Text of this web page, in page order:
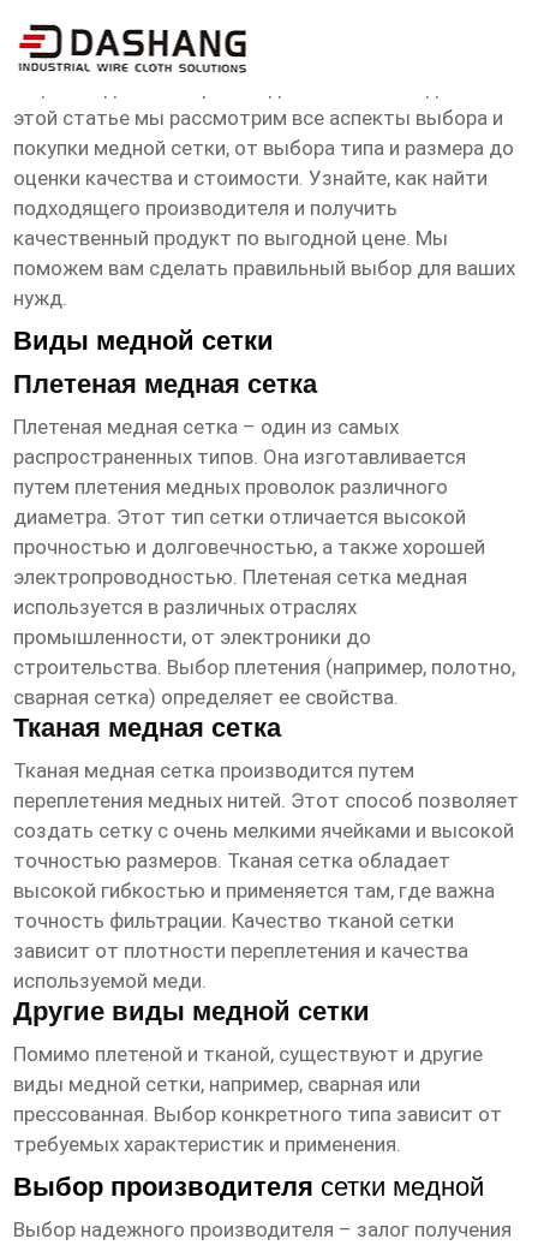
сетка медная купить Производитель
этой статье мы рассмотрим все аспекты выбора и
покупки медной сетки, от выбора типа и размера до
оценки качества и стоимости. Узнайте, как найти
подходящего производителя и получить
качественный продукт по выгодной цене. Мы
поможем вам сделать правильный выбор для ваших
нужд.
Виды медной сетки
Плетеная медная сетка
Плетеная медная сетка – один из самых
распространенных типов. Она изготавливается
путем плетения медных проволок различного
диаметра. Этот тип сетки отличается высокой
прочностью и долговечностью, а также хорошей
электропроводностью. Плетеная сетка медная
используется в различных отраслях
промышленности, от электроники до
строительства. Выбор плетения (например, полотно,
сварная сетка) определяет ее свойства.
Тканая медная сетка
Тканая медная сетка производится путем
переплетения медных нитей. Этот способ позволяет
создать сетку с очень мелкими ячейками и высокой
точностью размеров. Тканая сетка обладает
высокой гибкостью и применяется там, где важна
точность фильтрации. Качество тканой сетки
зависит от плотности переплетения и качества
используемой меди.
Другие виды медной сетки
Помимо плетеной и тканой, существуют и другие
виды медной сетки, например, сварная или
прессованная. Выбор конкретного типа зависит от
требуемых характеристик и применения.
Выбор производителя сетки медной
Выбор надежного производителя – залог получения